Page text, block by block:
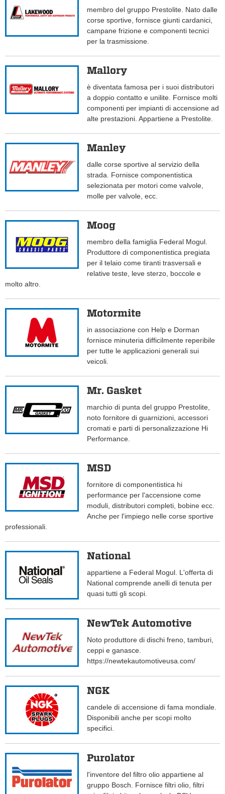
membro del gruppo Prestolite. Nato dalle
corse sportive, fornisce giunti cardanici,
campane frizione e componenti tecnici
per la trasmissione.
Mallory
è diventata famosa per i suoi distributori
a doppio contatto e unilite. Fornisce molti
componenti per impianti di accensione ad
alte prestazioni. Appartiene a Prestolite.
Manley
dalle corse sportive al servizio della
strada. Fornisce componentistica
selezionata per motori come valvole,
molle per valvole, ecc.
Moog
membro della famiglia Federal Mogul.
Produttore di componentistica pregiata
per il telaio come tiranti trasversali e
relative teste, leve sterzo, boccole e
molto altro.
Motormite
in associazione con Help e Dorman
fornisce minuteria difficilmente reperibile
per tutte le applicazioni generali sui
veicoli.
Mr. Gasket
marchio di punta del gruppo Prestolite,
noto fornitore di guarnizioni, accessori
cromati e parti di personalizzazione Hi
Performance.
MSD
fornitore di componentistica hi
performance per l'accensione come
moduli, distributori completi, bobine ecc.
Anche per l'impiego nelle corse sportive
professionali.
National
appartiene a Federal Mogul. L'offerta di
National comprende anelli di tenuta per
quasi tutti gli scopi.
NewTek Automotive
Noto produttore di dischi freno, tamburi,
ceppi e ganasce.
https://newtekautomotiveusa.com/
NGK
candele di accensione di fama mondiale.
Disponibili anche per scopi molto
specifici.
Purolator
l'inventore del filtro olio appartiene al
gruppo Bosch. Fornisce filtri olio, filtri